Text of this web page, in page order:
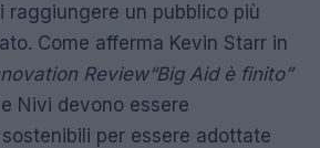
raggiungere un pubblico più
Come afferma Kevin Starr in
Review“Big Aid è finito”
Nivi devono essere
per essere adottate